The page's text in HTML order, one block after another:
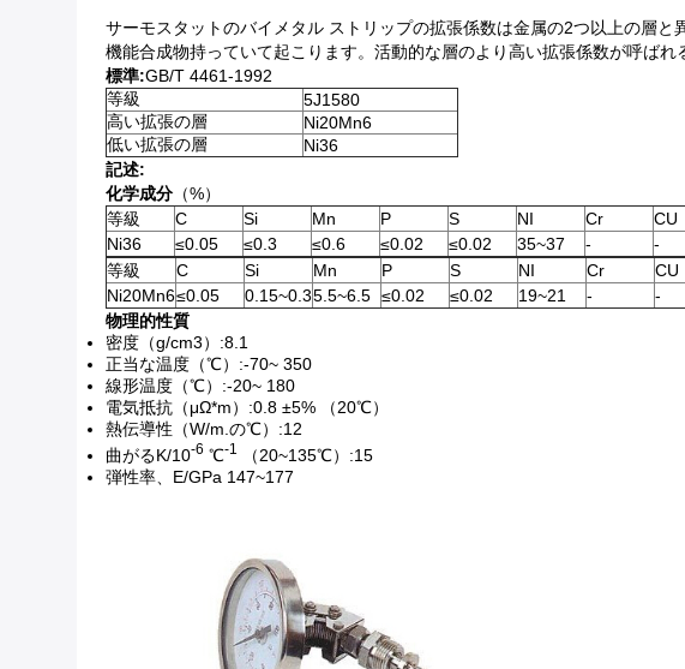
サーモスタットのバイメタル ストリップの拡張係数は金属の2つ以上の層
機能合成物持っていて起こります。活動的な層のより高い拡張係数が呼ば
標準:GB/T 4461-1992
等級
5J1580
高い拡張の層
Ni20Mn6
低い拡張の層
Ni36
記述:
化学成分 （%）
等級
C Si Mn P S NI Cr CU
Ni36
≤0.05 ≤0.3 ≤0.6 ≤0.02 ≤0.02 35~37 - -
等級
C Si Mn P S NI Cr CU
Ni20Mn6≤0.05 0.15~0.35.5~6.5 ≤0.02 ≤0.02 19~21 - -
物理的性質
密度（g/cm3）:8.1
正当な温度（℃）:-70~ 350
線形温度（℃）:-20~ 180
電気抵抗（μΩ*m）:0.8 ±5% （20℃）
熱伝導性（W/m.の℃）:12
曲がるK/10-6 ℃-1
（20~135℃）:15
弾性率、E/GPa 147~177